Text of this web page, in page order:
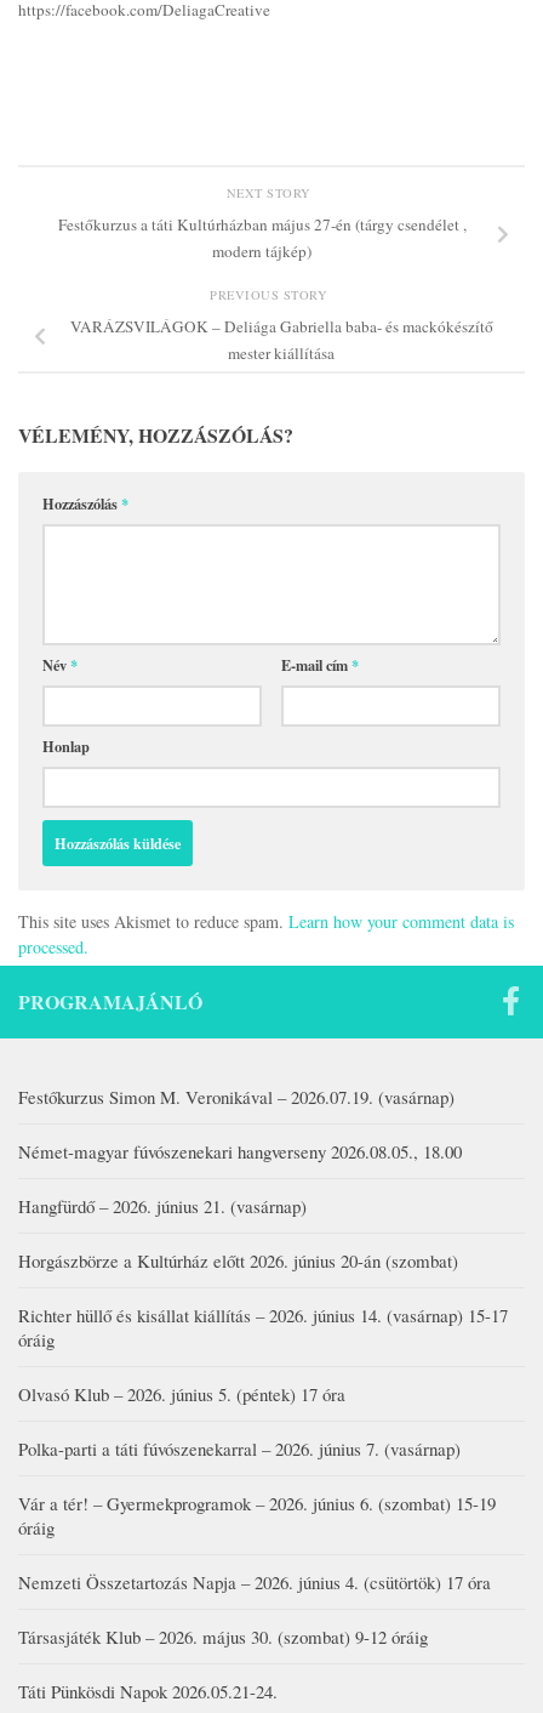
https://facebook.com/DeliagaCreative
NEXT STORY
Festőkurzus a táti Kultúrházban május 27-én (tárgy csendélet ,
modern tájkép)
PREVIOUS STORY
VARÁZSVILÁGOK – Deliága Gabriella baba- és mackókészítő
mester kiállítása
VÉLEMÉNY, HOZZÁSZÓLÁS?
Hozzászólás*
Név* E-mail cím*
Honlap
This site uses Akismet to reduce spam. Learn how your comment data is
processed.
PROGRAMAJÁNLÓ
Festőkurzus Simon M. Veronikával – 2026.07.19. (vasárnap)
Német-magyar fúvószenekari hangverseny 2026.08.05., 18.00
Hangfürdő – 2026. június 21. (vasárnap)
Horgászbörze a Kultúrház előtt 2026. június 20-án (szombat)
Richter hüllő és kisállat kiállítás – 2026. június 14. (vasárnap) 15-17
óráig
Olvasó Klub – 2026. június 5. (péntek) 17 óra
Polka-parti a táti fúvószenekarral – 2026. június 7. (vasárnap)
Vár a tér! – Gyermekprogramok – 2026. június 6. (szombat) 15-19
óráig
Nemzeti Összetartozás Napja – 2026. június 4. (csütörtök) 17 óra
Társasjáték Klub – 2026. május 30. (szombat) 9-12 óráig
Táti Pünkösdi Napok 2026.05.21-24.